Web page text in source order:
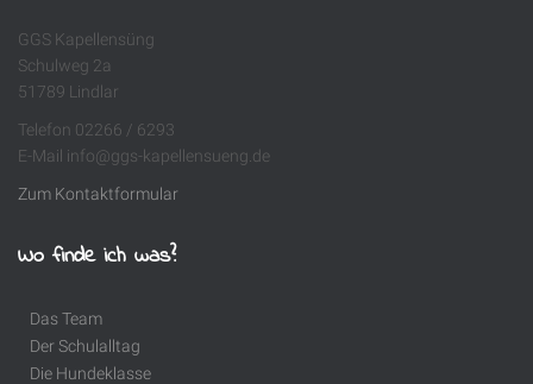
GGS Kapellensüng
Schulweg 2a
51789 Lindlar
Telefon 02266 / 6293
E-Mail info@ggs-kapellensueng.de
Zum Kontaktformular
Wo finde ich was?
Das Team
Der Schulalltag
Die Hundeklasse